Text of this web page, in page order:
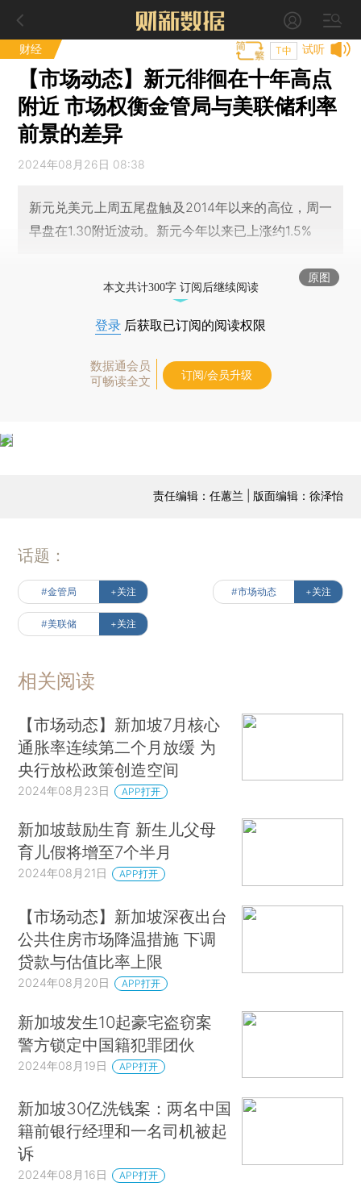
财经 试听
T中
【市场动态】新元徘徊在十年高点
附近 市场权衡金管局与美联储利率
前景的差异
2024年08月26日 08:38
新元兑美元上周五尾盘触及2014年以来的高位，周一
早盘在1.30附近波动。新元今年以来已上涨约1.5%
原图
本文共计300字 订阅后继续阅读
登录 后获取已订阅的阅读权限
数据通会员
可畅读全文
订阅/会员升级
责任编辑：任蕙兰 | 版面编辑：徐泽怡
话题：
#金管局 +关注 #市场动态 +关注
#美联储 +关注
相关阅读
【市场动态】新加坡7月核心
通胀率连续第二个月放缓 为
央行放松政策创造空间
2024年08月23日 APP打开
新加坡鼓励生育 新生儿父母
育儿假将增至7个半月
2024年08月21日 APP打开
【市场动态】新加坡深夜出台
公共住房市场降温措施 下调
贷款与估值比率上限
2024年08月20日 APP打开
新加坡发生10起豪宅盗窃案
警方锁定中国籍犯罪团伙
2024年08月19日 APP打开
新加坡30亿洗钱案：两名中国
籍前银行经理和一名司机被起
诉
2024年08月16日 APP打开